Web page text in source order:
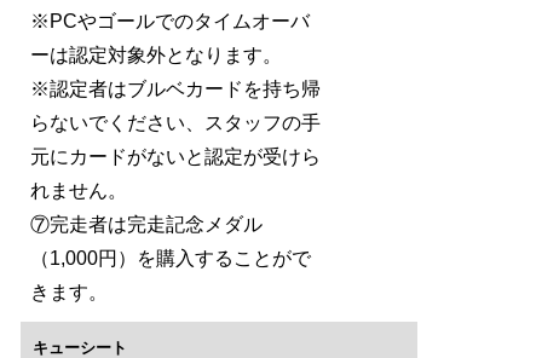
※PCやゴールでのタイムオーバ
ーは認定対象外となります。
※認定者はブルベカードを持ち帰
らないでください、スタッフの手
元にカードがないと認定が受けら
れません。
⑦完走者は完走記念メダル
（1,000円）を購入することがで
きます。
キューシート